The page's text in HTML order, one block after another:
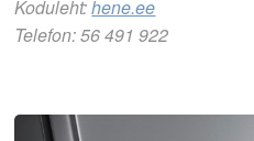
Koduleht:hene.ee
Telefon: 56 491 922